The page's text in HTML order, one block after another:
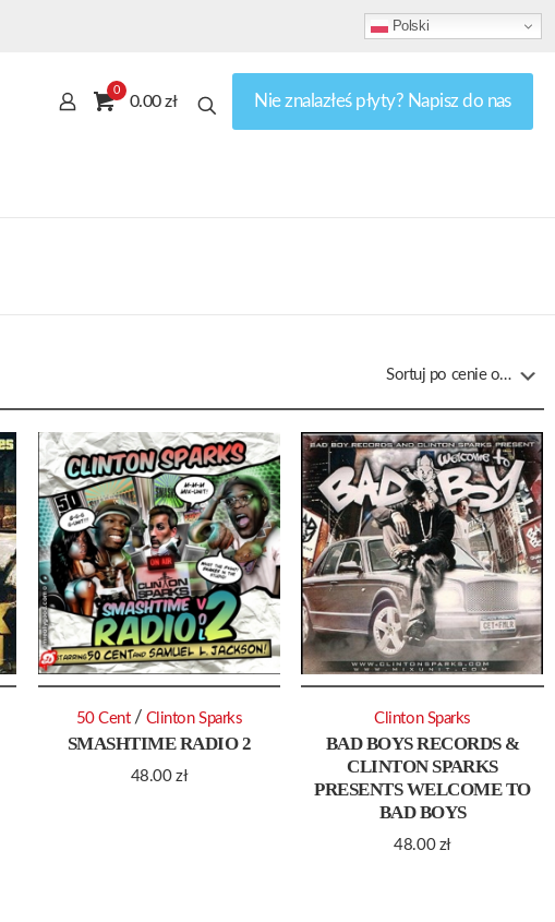
Polski
0
0.00 zł Nie znalazłeś płyty? Napisz do nas
SMASHTIME RADIO 2
48.00zł
50 Cent / Clinton Sparks
BAD BOYS RECORDS &
CLINTON SPARKS
PRESENTS WELCOME TO
BAD BOYS
48.00 zł
Clinton Sparks